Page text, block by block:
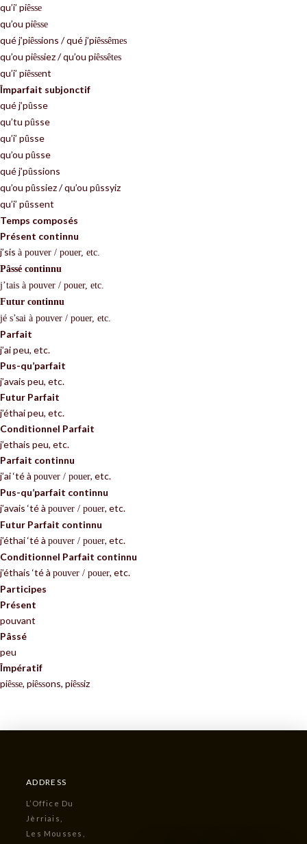
qu’i’ piêsse
qu’ou piêsse
qué j’piêssions / qué j’piêssêmes
qu’ou piêssiez / qu’ou piêssêtes
qu’i’ piêssent
Împarfait subjonctif
qué j’pûsse
qu’tu pûsse
qu’i’ pûsse
qu’ou pûsse
qué j’pûssions
qu’ou pûssiez / qu’ou pûssyiz
qu’i’ pûssent
Temps composés
Présent continnu
j’sis à pouver / pouer, etc.
Pâssé continnu
j’tais à pouver / pouer, etc.
Futur continnu
jé s’sai à pouver / pouer, etc.
Parfait
j’ai peu, etc.
Pus-qu’parfait
j’avais peu, etc.
Futur Parfait
j’éthai peu, etc.
Conditionnel Parfait
j’ethais peu, etc.
Parfait continnu
j’ai ‘té à pouver / pouer, etc.
Pus-qu’parfait continnu
j’avais ‘té à pouver / pouer, etc.
Futur Parfait continnu
j’éthai ‘té à pouver / pouer, etc.
Conditionnel Parfait continnu
j’éthais ‘té à pouver / pouer, etc.
Participes
Présent
pouvant
Pâssé
peu
Împératif
piêsse, piêssons, piêssiz
ADDRESS
L’Office Du
Jèrriais,
Les Mousses,